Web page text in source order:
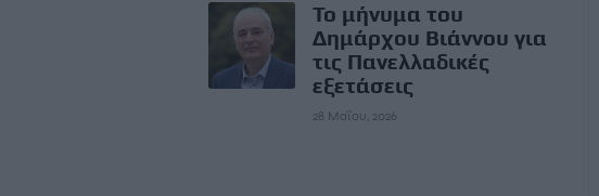
Το μήνυμα του
Δημάρχου Βιάννου για
τις Πανελλαδικές
εξετάσεις
28 Μαΐου, 2026